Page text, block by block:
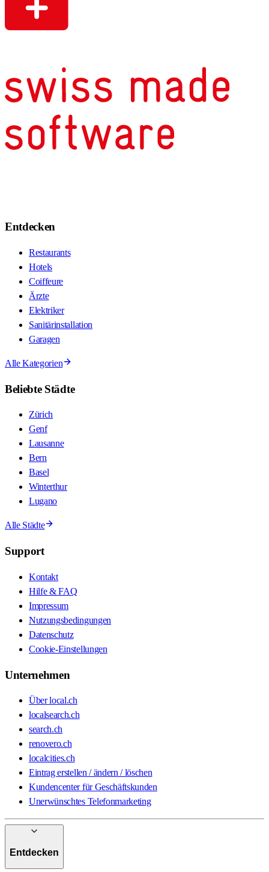
Entdecken
Restaurants
Hotels
Coiffeure
Ärzte
Elektriker
Sanitärinstallation
Garagen
Alle Kategorien
Beliebte Städte
Zürich
Genf
Lausanne
Bern
Basel
Winterthur
Lugano
Alle Städte
Support
Kontakt
Hilfe & FAQ
Impressum
Nutzungsbedingungen
Datenschutz
Cookie-Einstellungen
Unternehmen
Über local.ch
localsearch.ch
search.ch
renovero.ch
localcities.ch
Eintrag erstellen / ändern / löschen
Kundencenter für Geschäftskunden
Unerwünschtes Telefonmarketing
Entdecken